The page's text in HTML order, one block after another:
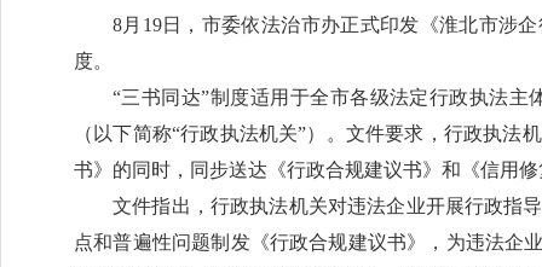
8月19日，市委依法治市办正式印发《淮北市涉
度。
“三书同达”制度适用于全市各级法定行政执法
（以下简称“行政执法机关”）。文件要求，行政执
书》的同时，同步送达《行政合规建议书》和《信用
文件指出，行政执法机关对违法企业开展行政指
点和普遍性问题制发《行政合规建议书》，为违法企